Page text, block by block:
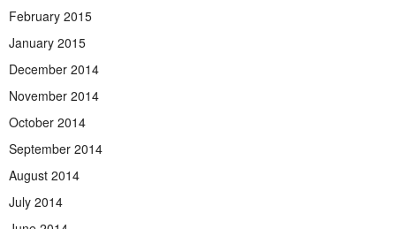
February 2015
January 2015
December 2014
November 2014
October 2014
September 2014
August 2014
July 2014